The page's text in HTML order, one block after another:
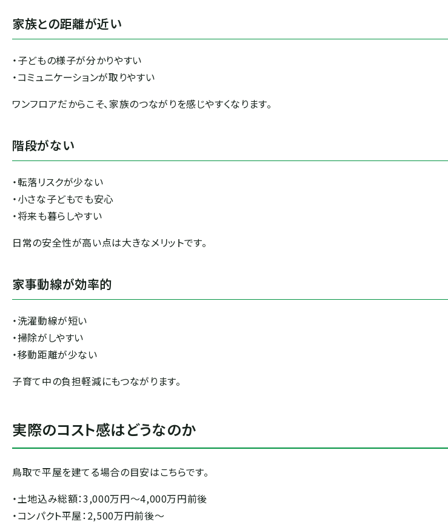
家族との距離が近い
・子どもの様子が分かりやすい
・コミュニケーションが取りやすい
ワンフロアだからこそ、家族のつながりを感じやすくなります。
階段がない
・転落リスクが少ない
・小さな子どもでも安心
・将来も暮らしやすい
日常の安全性が高い点は大きなメリットです。
家事動線が効率的
・洗濯動線が短い
・掃除がしやすい
・移動距離が少ない
子育て中の負担軽減にもつながります。
実際のコスト感はどうなのか
鳥取で平屋を建てる場合の目安はこちらです。
・土地込み総額：3,000万円〜4,000万円前後
・コンパクト平屋：2,500万円前後〜